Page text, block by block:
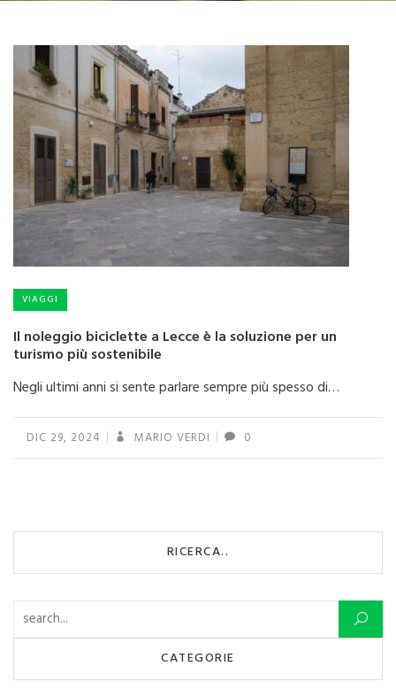
VIAGGI
Il noleggio biciclette a Lecce è la soluzione per un
turismo più sostenibile
Negli ultimi anni si sente parlare sempre più spesso di…
DIC 29, 2024 MARIO VERDI 0
RICERCA..
CATEGORIE